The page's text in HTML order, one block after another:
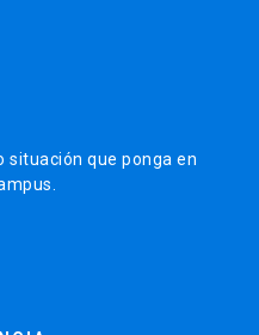
situación que ponga en